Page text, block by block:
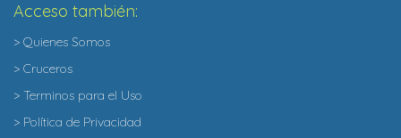
Acceso también:
> Quienes Somos
> Cruceros
> Terminos para el Uso
> Política de Privacidad